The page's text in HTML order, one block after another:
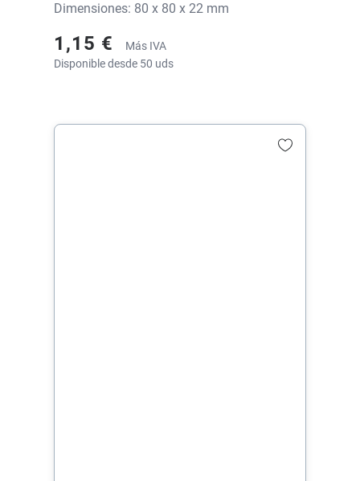
Dimensiones: 80 x 80 x 22 mm
1,15 €
Más IVA
Disponible desde 50 uds